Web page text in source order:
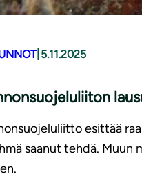
| 5.11.2025
esittää
saanut tehdä. Muun